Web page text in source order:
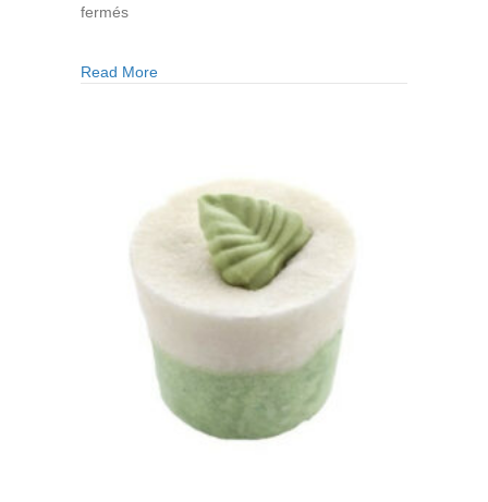
ferméssur
de
Read Moreabout Mini cupcake de bain capucine et cassis